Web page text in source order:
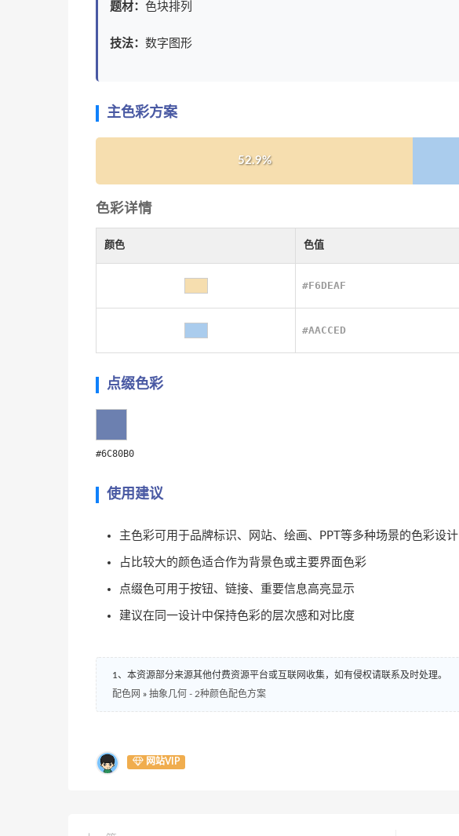
题材： 色块排列
技法： 数字图形
主色彩方案
52.9%
色彩详情
颜色 色值
#F6DEAF
#AACCED
点缀色彩
#6C80B0
使用建议
主色彩可用于品牌标识、网站、绘画、PPT等多种场景的色彩设计
占比较大的颜色适合作为背景色或主要界面色彩
点缀色可用于按钮、链接、重要信息高亮显示
建议在同一设计中保持色彩的层次感和对比度
1、本资源部分来源其他付费资源平台或互联网收集，如有侵权请联系及时处理。
配色网 » 抽象几何 - 2种颜色配色方案
网站VIP